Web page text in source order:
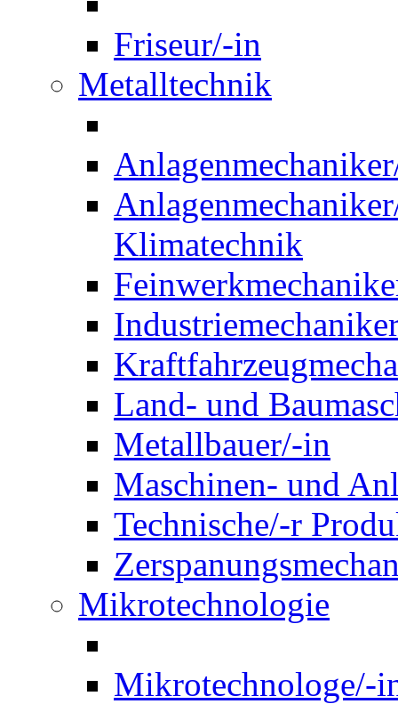
Friseur/-in
Metalltechnik
Klimatechnik
Land- und
Metallbauer/-in
Maschinen- und
Technische/-r
Mikrotechnologie
Mikrotechnologe/-